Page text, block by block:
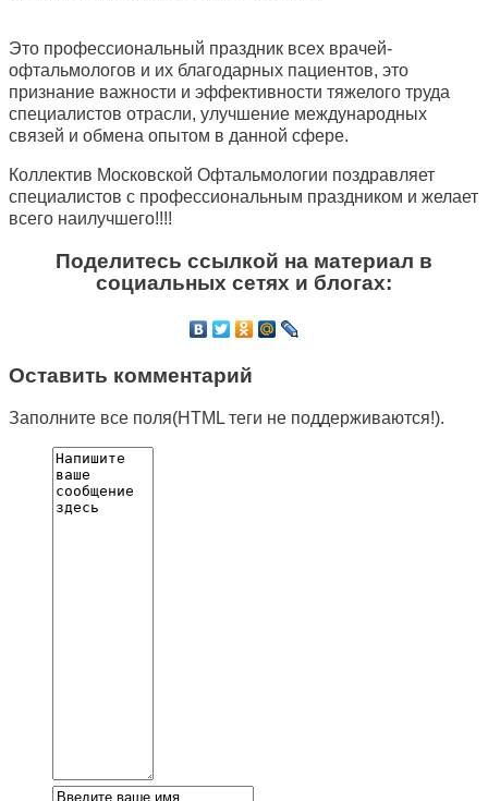
Это профессиональный праздник всех врачей-
офтальмологов и их благодарных пациентов, это
признание важности и эффективности тяжелого труда
специалистов отрасли, улучшение международных
связей и обмена опытом в данной сфере.
Коллектив Московской Офтальмологии поздравляет
специалистов с профессиональным праздником и желает
всего наилучшего!!!!
Поделитесь ссылкой на материал в
социальных сетях и блогах:
Оставить комментарий
Заполните все поля(HTML теги не поддерживаются!).